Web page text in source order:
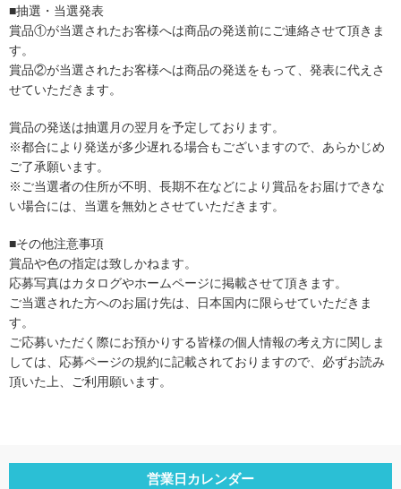
■抽選・当選発表
賞品①が当選されたお客様へは商品の発送前にご連絡させて頂きま
す。
賞品②が当選されたお客様へは商品の発送をもって、発表に代えさ
せていただきます。
賞品の発送は抽選月の翌月を予定しております。
※都合により発送が多少遅れる場合もございますので、あらかじめ
ご了承願います。
※ご当選者の住所が不明、長期不在などにより賞品をお届けできな
い場合には、当選を無効とさせていただきます。
■その他注意事項
賞品や色の指定は致しかねます。
応募写真はカタログやホームページに掲載させて頂きます。
ご当選された方へのお届け先は、日本国内に限らせていただきま
す。
ご応募いただく際にお預かりする皆様の個人情報の考え方に関しま
しては、応募ページの規約に記載されておりますので、必ずお読み
頂いた上、ご利用願います。
営業日カレンダー